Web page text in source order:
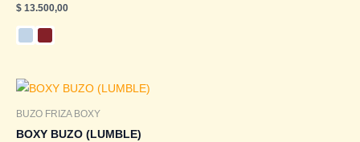
Valorado
en
0
5
$ 13.500,00
BUZO FRIZA BOXY
BOXY BUZO (LUMBLE)